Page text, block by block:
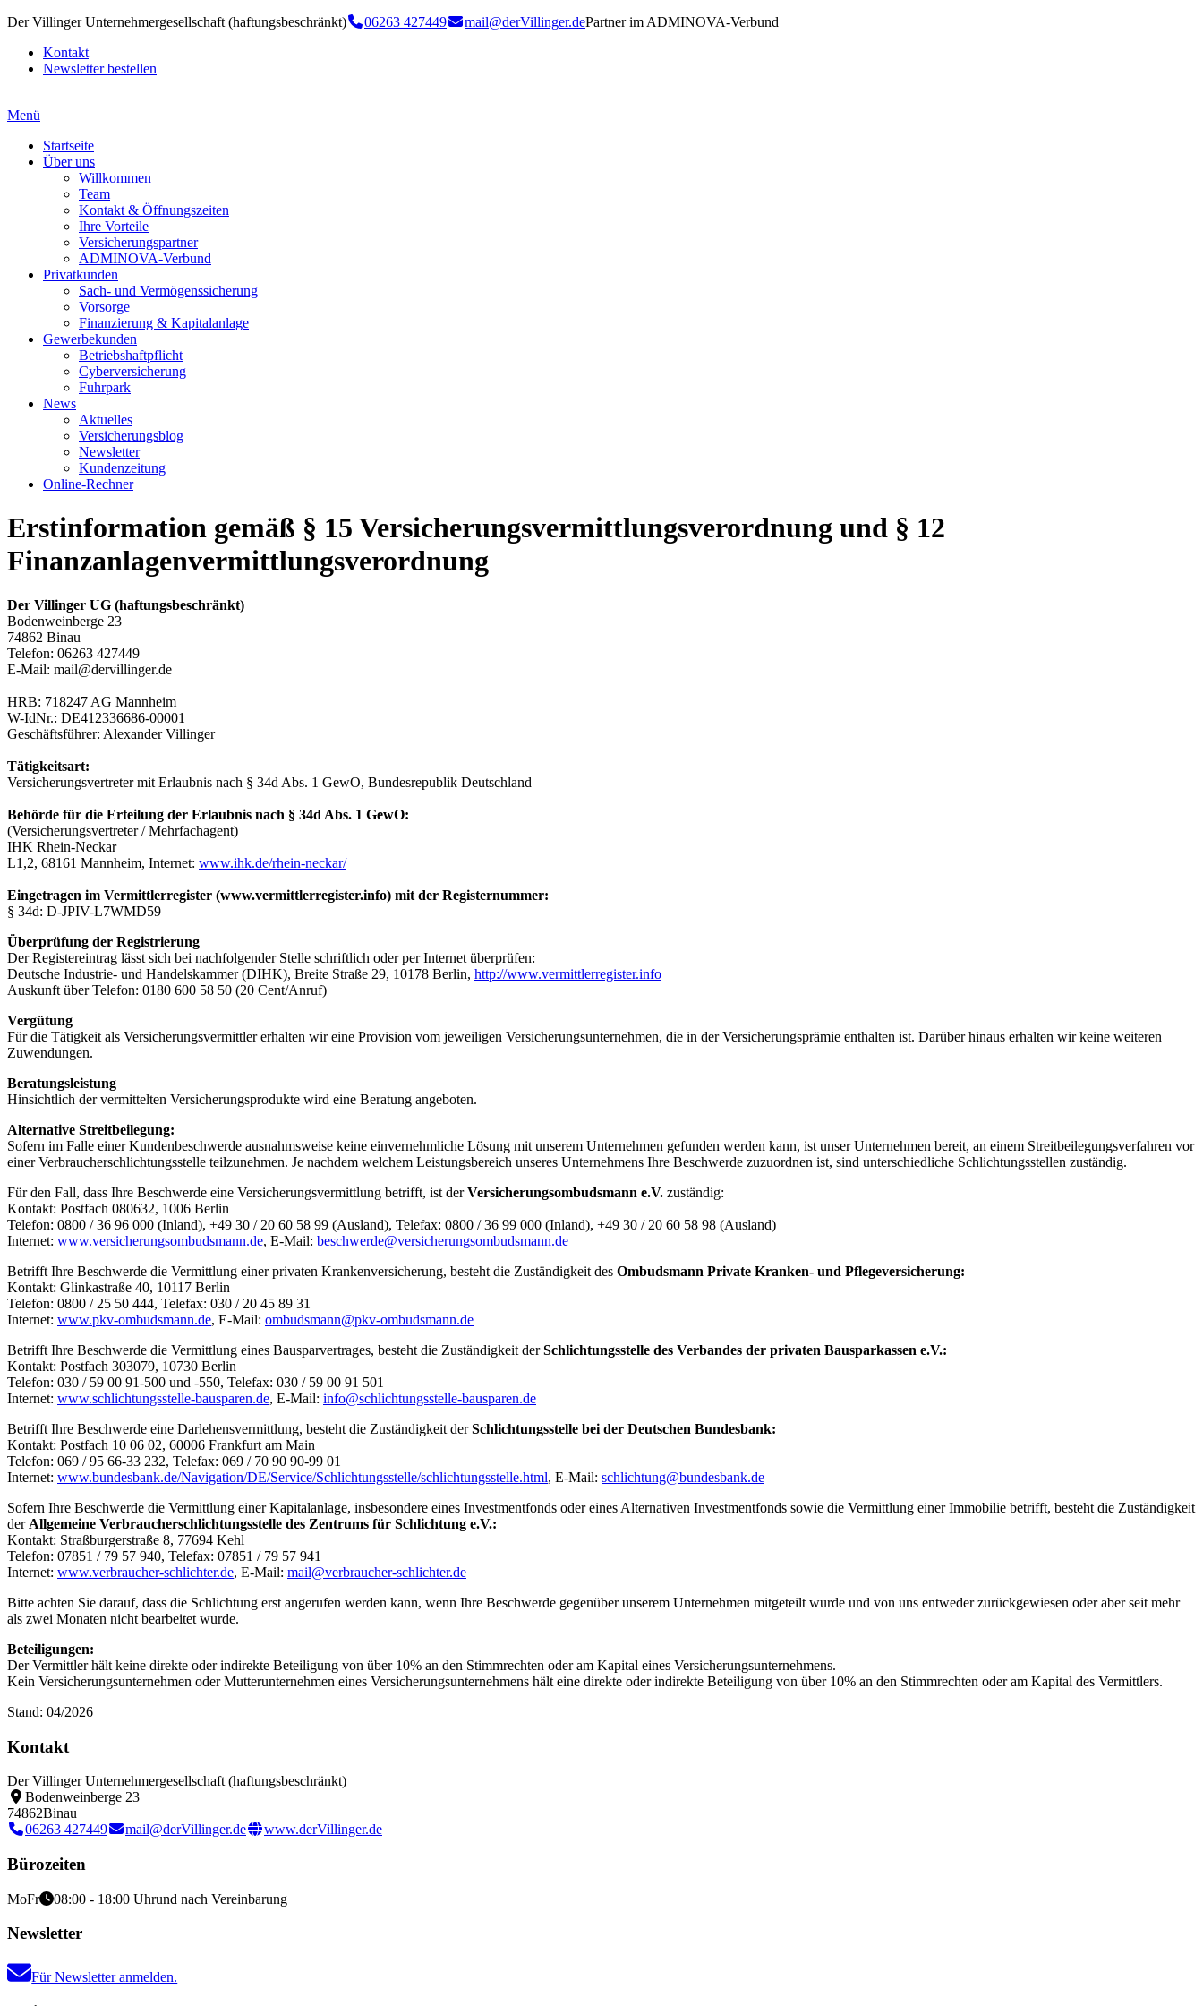
Der Villinger Unternehmergesellschaft (haftungsbeschränkt) 06263 427449 mail@derVillinger.dePartner im ADMINOVA-Verbund
Kontakt
Newsletter bestellen
Menü
Startseite
Über uns
Willkommen
Team
Kontakt & Öffnungszeiten
Ihre Vorteile
Versicherungspartner
ADMINOVA-Verbund
Privatkunden
Sach- und Vermögenssicherung
Vorsorge
Finanzierung & Kapitalanlage
Gewerbekunden
Betriebshaftpflicht
Cyberversicherung
Fuhrpark
News
Aktuelles
Versicherungsblog
Newsletter
Kundenzeitung
Online-Rechner
Erstinformation gemäß § 15 Versicherungsvermittlungsverordnung und § 12
Finanzanlagenvermittlungsverordnung
Der Villinger UG (haftungsbeschränkt)
Bodenweinberge 23
74862 Binau
Telefon: 06263 427449
E-Mail: mail@dervillinger.de
HRB: 718247 AG Mannheim
W-IdNr.: DE412336686-00001
Geschäftsführer: Alexander Villinger
Tätigkeitsart:
Versicherungsvertreter mit Erlaubnis nach § 34d Abs. 1 GewO, Bundesrepublik Deutschland
Behörde für die Erteilung der Erlaubnis nach § 34d Abs. 1 GewO:
(Versicherungsvertreter / Mehrfachagent)
IHK Rhein-Neckar
L1,2, 68161 Mannheim, Internet: www.ihk.de/rhein-neckar/
Eingetragen im Vermittlerregister (www.vermittlerregister.info) mit der Registernummer:
§ 34d: D-JPIV-L7WMD59
Überprüfung der Registrierung
Der Registereintrag lässt sich bei nachfolgender Stelle schriftlich oder per Internet überprüfen:
Deutsche Industrie- und Handelskammer (DIHK), Breite Straße 29, 10178 Berlin, http://www.vermittlerregister.info
Auskunft über Telefon: 0180 600 58 50 (20 Cent/Anruf)
Vergütung
Für die Tätigkeit als Versicherungsvermittler erhalten wir eine Provision vom jeweiligen Versicherungsunternehmen, die in der Versicherungsprämie enthalten ist. Darüber hinaus erhalten wir keine weiteren
Zuwendungen.
Beratungsleistung
Hinsichtlich der vermittelten Versicherungsprodukte wird eine Beratung angeboten.
Alternative Streitbeilegung:
Sofern im Falle einer Kundenbeschwerde ausnahmsweise keine einvernehmliche Lösung mit unserem Unternehmen gefunden werden kann, ist unser Unternehmen bereit, an einem Streitbeilegungsverfahren vor
einer Verbraucherschlichtungsstelle teilzunehmen. Je nachdem welchem Leistungsbereich unseres Unternehmens Ihre Beschwerde zuzuordnen ist, sind unterschiedliche Schlichtungsstellen zuständig.
Für den Fall, dass Ihre Beschwerde eine Versicherungsvermittlung betrifft, ist derVersicherungsombudsmann e.V. zuständig:
Kontakt: Postfach 080632, 1006 Berlin
Telefon: 0800 / 36 96 000 (Inland), +49 30 / 20 60 58 99 (Ausland), Telefax: 0800 / 36 99 000 (Inland), +49 30 / 20 60 58 98 (Ausland)
Internet: www.versicherungsombudsmann.de, E-Mail: beschwerde@versicherungsombudsmann.de
Betrifft Ihre Beschwerde die Vermittlung einer privaten Krankenversicherung, besteht die Zuständigkeit des Ombudsmann Private Kranken- und Pflegeversicherung:
Kontakt: Glinkastraße 40, 10117 Berlin
Telefon: 0800 / 25 50 444, Telefax: 030 / 20 45 89 31
Internet: www.pkv-ombudsmann.de, E-Mail: ombudsmann@pkv-ombudsmann.de
Betrifft Ihre Beschwerde die Vermittlung eines Bausparvertrages, besteht die Zuständigkeit derSchlichtungsstelle des Verbandes der privaten Bausparkassen e.V.:
Kontakt: Postfach 303079, 10730 Berlin
Telefon: 030 / 59 00 91-500 und -550, Telefax: 030 / 59 00 91 501
Internet: www.schlichtungsstelle-bausparen.de, E-Mail: info@schlichtungsstelle-bausparen.de
Betrifft Ihre Beschwerde eine Darlehensvermittlung, besteht die Zuständigkeit derSchlichtungsstelle bei der Deutschen Bundesbank:
Kontakt: Postfach 10 06 02, 60006 Frankfurt am Main
Telefon: 069 / 95 66-33 232, Telefax: 069 / 70 90 90-99 01
Internet: www.bundesbank.de/Navigation/DE/Service/Schlichtungsstelle/schlichtungsstelle.html, E-Mail: schlichtung@bundesbank.de
Sofern Ihre Beschwerde die Vermittlung einer Kapitalanlage, insbesondere eines Investmentfonds oder eines Alternativen Investmentfonds sowie die Vermittlung einer Immobilie betrifft, besteht die Zuständigkeit
der Allgemeine Verbraucherschlichtungsstelle des Zentrums für Schlichtung e.V.:
Kontakt: Straßburgerstraße 8, 77694 Kehl
Telefon: 07851 / 79 57 940, Telefax: 07851 / 79 57 941
Internet: www.verbraucher-schlichter.de, E-Mail: mail@verbraucher-schlichter.de
Bitte achten Sie darauf, dass die Schlichtung erst angerufen werden kann, wenn Ihre Beschwerde gegenüber unserem Unternehmen mitgeteilt wurde und von uns entweder zurückgewiesen oder aber seit mehr
als zwei Monaten nicht bearbeitet wurde.
Beteiligungen:
Der Vermittler hält keine direkte oder indirekte Beteiligung von über 10% an den Stimmrechten oder am Kapital eines Versicherungsunternehmens.
Kein Versicherungsunternehmen oder Mutterunternehmen eines Versicherungsunternehmens hält eine direkte oder indirekte Beteiligung von über 10% an den Stimmrechten oder am Kapital des Vermittlers.
Stand: 04/2026
Kontakt
Der Villinger Unternehmergesellschaft (haftungsbeschränkt)
Bodenweinberge 23
74862Binau
06263 427449
mail@derVillinger.de www.derVillinger.de
Bürozeiten
MoFr 08:00 - 18:00 Uhrund nach Vereinbarung
Newsletter
Für Newsletter anmelden.